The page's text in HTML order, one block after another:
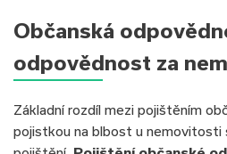
Občanská
odpovědnost za
Základní rozdíl mezi pojištěním
pojistkou na blbost u nemovitosti